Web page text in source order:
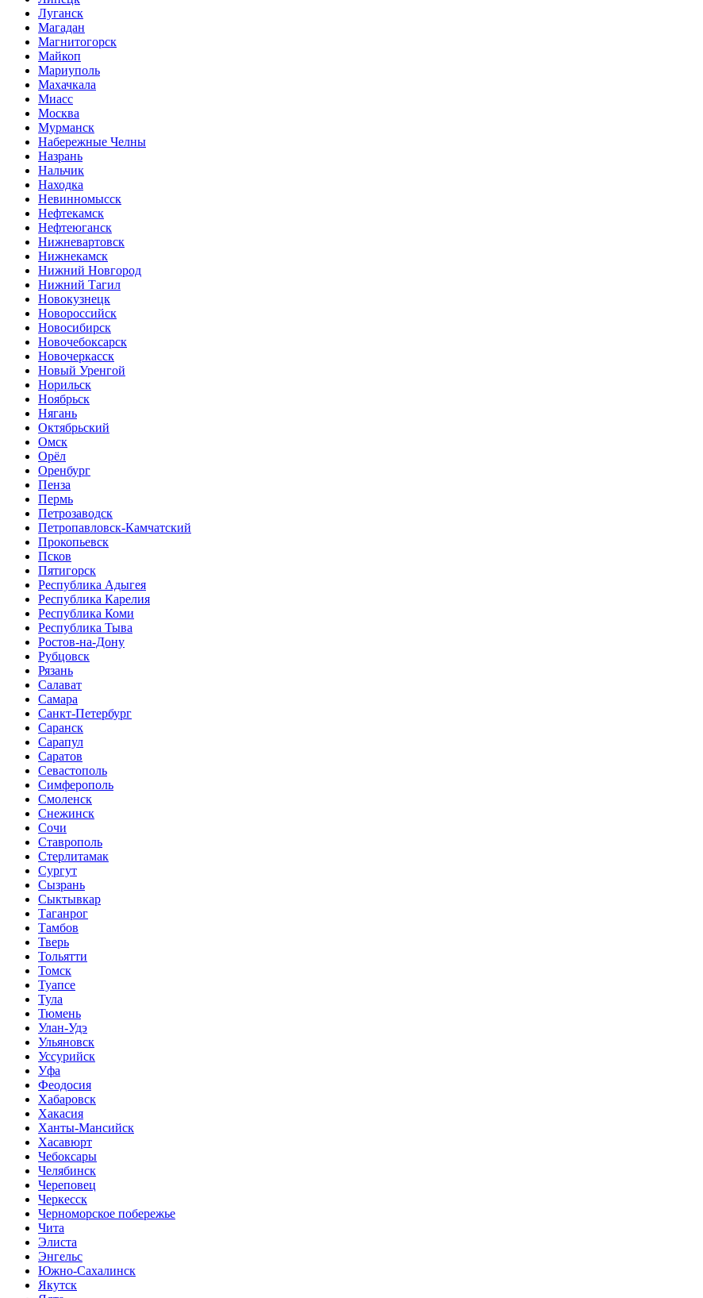
Луганск
Магадан
Магнитогорск
Майкоп
Мариуполь
Махачкала
Миасс
Москва
Мурманск
Набережные Челны
Назрань
Нальчик
Находка
Невинномысск
Нефтекамск
Нефтеюганск
Нижневартовск
Нижнекамск
Нижний Новгород
Нижний Тагил
Новокузнецк
Новороссийск
Новосибирск
Новочебоксарск
Новочеркасск
Новый Уренгой
Норильск
Ноябрьск
Нягань
Октябрьский
Омск
Орёл
Оренбург
Пенза
Пермь
Петрозаводск
Петропавловск-Камчатский
Прокопьевск
Псков
Пятигорск
Республика Адыгея
Республика Карелия
Республика Коми
Республика Тыва
Ростов-на-Дону
Рубцовск
Рязань
Салават
Самара
Санкт-Петербург
Саранск
Сарапул
Саратов
Севастополь
Симферополь
Смоленск
Снежинск
Сочи
Ставрополь
Стерлитамак
Сургут
Сызрань
Сыктывкар
Таганрог
Тамбов
Тверь
Тольятти
Томск
Туапсе
Тула
Тюмень
Улан-Удэ
Ульяновск
Уссурийск
Уфа
Феодосия
Хабаровск
Хакасия
Ханты-Мансийск
Хасавюрт
Чебоксары
Челябинск
Череповец
Черкесск
Черноморское побережье
Чита
Элиста
Энгельс
Южно-Сахалинск
Якутск